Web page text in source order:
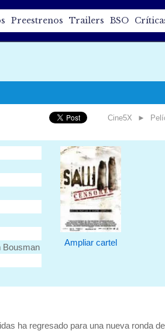
Preestrenos Trailers BSO
Cine5X ►
Bousman
Ampliar cartel
ha regresado para una nueva ronda de